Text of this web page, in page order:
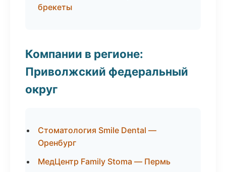
брекеты
Компании в регионе:
Приволжский федеральный
округ
Стоматология Smile Dental —
Оренбург
МедЦентр Family Stoma — Пермь